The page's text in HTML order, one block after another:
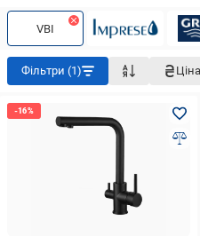
VBI
Фільтри (1) Ціна